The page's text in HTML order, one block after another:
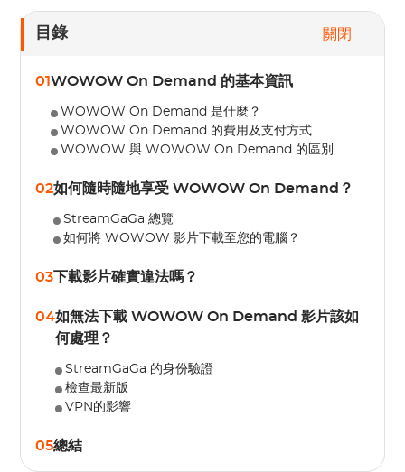
目錄 關閉
01WOWOW On Demand 的基本資訊
WOWOW On Demand 是什麼？
WOWOW On Demand 的費用及支付方式
WOWOW 與 WOWOW On Demand 的區別
02如何隨時隨地享受 WOWOW On Demand？
StreamGaGa 總覽
如何將 WOWOW 影片下載至您的電腦？
03 下載影片確實違法嗎？
04如無法下載 WOWOW On Demand 影片該如
何處理？
StreamGaGa 的身份驗證
檢查最新版
VPN的影響
05總結